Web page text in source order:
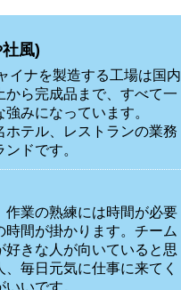
風)
イナを製造する工場は国内
ら完成品まで、すべて一
みになっています。
テル、レストランの業務
ドです。
業の熟練には時間が必要
間が掛かります。チーム
きな人が向いていると思
毎日元気に仕事に来てく
いです。